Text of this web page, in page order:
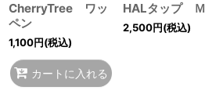
CherryTree ワッ
ペン
1,100円(税込)
カートに入れる
HALタップ Ｍ
2,500円(税込)